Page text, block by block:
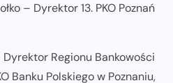
– Dyrektor 13. PKO Poznań
Dyrektor Regionu Bankowości
Banku Polskiego w Poznaniu,